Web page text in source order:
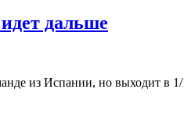
дальше
из Испании, но выходит в